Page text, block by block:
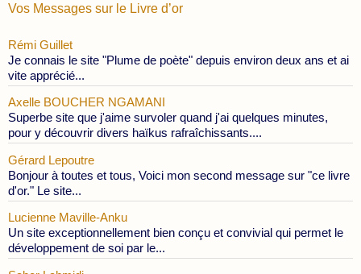
Vos Messages sur le Livre d’or
Rémi Guillet
Je connais le site "Plume de poète" depuis environ deux ans et ai
vite apprécié...
Axelle BOUCHER NGAMANI
Superbe site que j'aime survoler quand j'ai quelques minutes,
pour y découvrir divers haïkus rafraîchissants....
Gérard Lepoutre
Bonjour à toutes et tous, Voici mon second message sur "ce livre
d'or." Le site...
Lucienne Maville-Anku
Un site exceptionnellement bien conçu et convivial qui permet le
développement de soi par le...